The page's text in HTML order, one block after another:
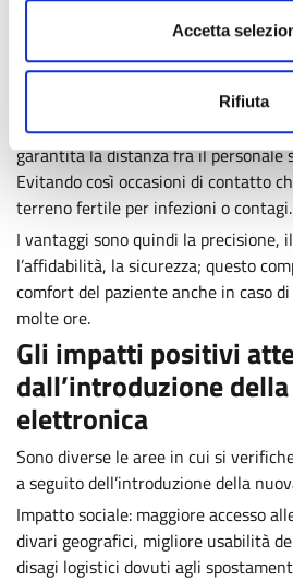
Accetta
Rifiuta
terapie intensive
potrebbe essere utilizzata anche
intensiva. E questo comporterà un
nella gestione dei pazienti, dal
garantita la distanza fra il personale
Evitando così occasioni di contatto
terreno fertile per infezioni o contagi.
I vantaggi sono quindi la precisione,
l’affidabilità, la sicurezza; questo
comfort del paziente anche in caso
molte ore.
Gli impatti positivi
dall’introduzione
elettronica
Sono diverse le aree in cui si
a seguito dell’introduzione della
Impatto sociale: maggiore accesso
divari geografici, migliore usabilità
disagi logistici dovuti agli